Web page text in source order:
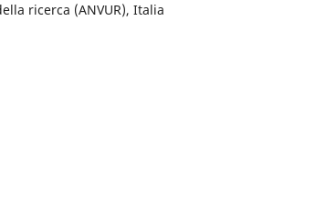
ricerca (ANVUR), Italia